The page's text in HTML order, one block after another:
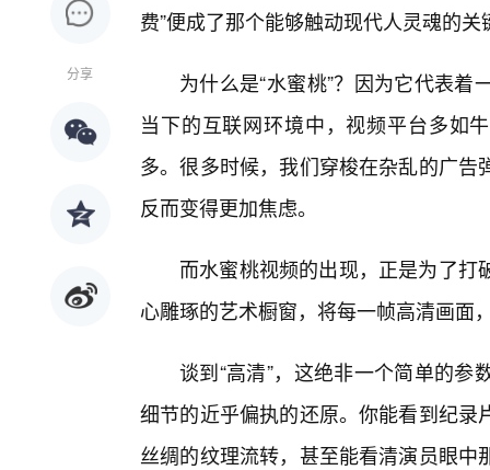
分享
费”便成了那个能够触动现代人灵魂的关
为什么是“水蜜桃”？因为它代表
当下的互联网环境中，视频平台多如
多。很多时候，我们穿梭在杂乱的广
反而变得更加焦虑。
而水蜜桃视频的出现，正是为了
心雕琢的艺术橱窗，将每一帧高清画面
谈到“高清”，这绝非一个简单的
细节的近乎偏执的还原。你能看到纪
丝绸的纹理流转，甚至能看清演员眼